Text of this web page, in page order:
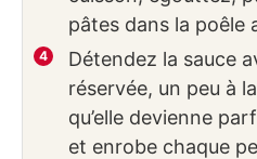
pâtes dans la poêle
Détendez la sauce
réservée, un peu à
qu’elle devienne
et enrobe chaque